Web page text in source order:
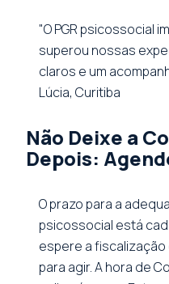
"O PGR psicossocial
superou nossas
claros e um
Lúcia, Curitiba
Não Deixe a
Depois:
O prazo para a
psicossocial está
espere a
para agir. A hora de